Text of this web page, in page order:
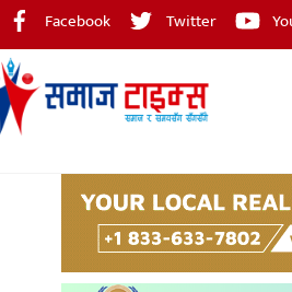
Facebook Twitter